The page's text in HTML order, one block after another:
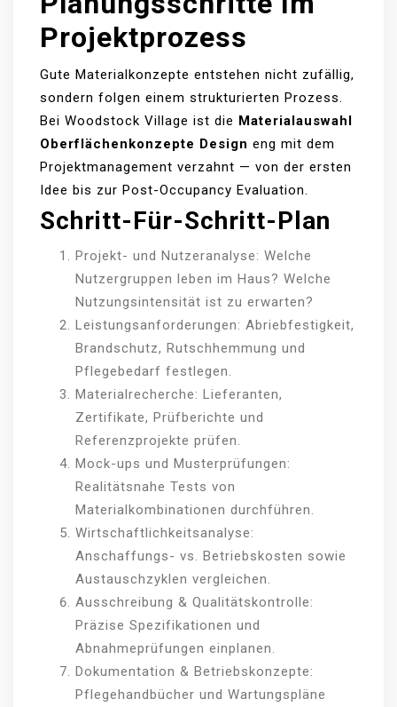
Projektprozess
Gute Materialkonzepte entstehen nicht zufällig,
sondern folgen einem strukturierten Prozess.
Bei Woodstock Village ist die Materialauswahl
Oberflächenkonzepte Design eng mit dem
Projektmanagement verzahnt — von der ersten
Idee bis zur Post-Occupancy Evaluation.
Schritt-Für-Schritt-Plan
Projekt- und Nutzeranalyse: Welche
Nutzergruppen leben im Haus? Welche
Nutzungsintensität ist zu erwarten?
Leistungsanforderungen: Abriebfestigkeit,
Brandschutz, Rutschhemmung und
Pflegebedarf festlegen.
Materialrecherche: Lieferanten,
Zertifikate, Prüfberichte und
Referenzprojekte prüfen.
Mock-ups und Musterprüfungen:
Realitätsnahe Tests von
Materialkombinationen durchführen.
Wirtschaftlichkeitsanalyse:
Anschaffungs- vs. Betriebskosten sowie
Austauschzyklen vergleichen.
Ausschreibung & Qualitätskontrolle:
Präzise Spezifikationen und
Abnahmeprüfungen einplanen.
Dokumentation & Betriebskonzepte:
Pflegehandbücher und Wartungspläne